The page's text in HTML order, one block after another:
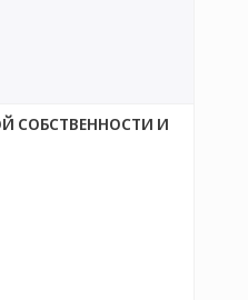
СОБСТВЕННОСТИ И